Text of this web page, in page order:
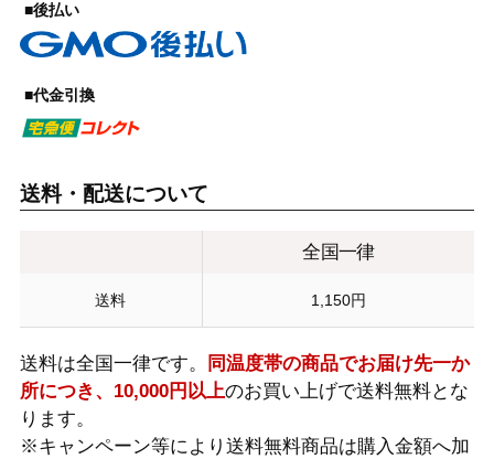
■後払い
■代金引換
送料・配送について
全国一律
送料 1,150円
送料は全国一律です。
同温度帯の商品でお届け先一か
所につき、10,000円以上のお買い上げで送料無料とな
ります。
※キャンペーン等により送料無料商品は購入金額へ加